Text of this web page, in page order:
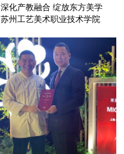
深化产教融合 绽放东方美学
苏州工艺美术职业技术学院
相中国国际时装周